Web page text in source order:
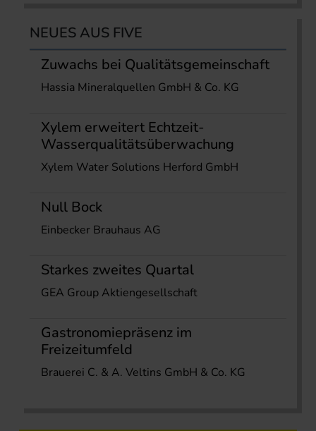
NEUES AUS FIVE
Zuwachs bei Qualitätsgemeinschaft
Hassia Mineralquellen GmbH & Co. KG
Xylem erweitert Echtzeit-
Wasserqualitätsüberwachung
Xylem Water Solutions Herford GmbH
Null Bock
Einbecker Brauhaus AG
Starkes zweites Quartal
GEA Group Aktiengesellschaft
Gastronomiepräsenz im
Freizeitumfeld
Brauerei C. & A. Veltins GmbH & Co. KG